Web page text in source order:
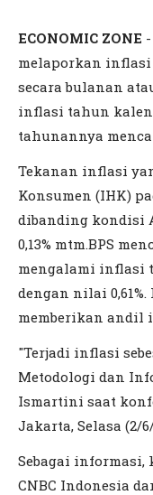
ECONOMIC ZONE -
melaporkan inflasi
secara bulanan
inflasi tahun
tahunannya
Tekanan inflasi
Konsumen (IHK)
dibanding kondisi
0,13% mtm.BPS
mengalami inflasi
dengan nilai
memberikan andil
"Terjadi inflasi
Metodologi dan
Ismartini saat
Jakarta, Selasa (2/
Sebagai informasi,
CNBC Indonesia